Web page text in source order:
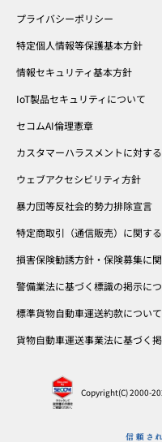
プライバシーポリシー
特定個人情報等保護基本方針
情報セキュリティ基本方針
IoT製品セキュリティについて
セコムAI倫理憲章
カスタマーハラスメントに対す
ウェブアクセシビリティ方針
暴力団等反社会的勢力排除宣言
特定商取引（通信販売）に関す
損害保険勧誘方針・保険募集に
警備業法に基づく標識の掲示に
標準貨物自動車運送約款について
貨物自動車運送事業法に基づく
Copyright(C) 2000-